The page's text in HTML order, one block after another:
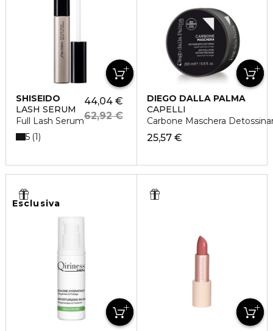
SHISEIDO
LASH SERUM
Full Lash Serum
44,04 €
62,92 €
5 1
DIEGO DALLA PALMA
CAPELLI
Carbone Maschera
25,57 €
Esclusiva